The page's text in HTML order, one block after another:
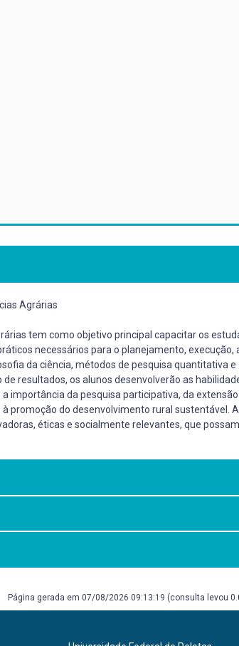
Agrárias
tem como objetivo principal capacitar os
necessários para o planejamento,
da ciência, métodos de pesquisa quantitativa
resultados, os alunos desenvolverão as
importância da pesquisa participativa, da
promoção do desenvolvimento rural sustentável.
éticas e socialmente relevantes, que
Agrárias é capacitar os estudantes para a
planejamento, execução, análise e comunicação
científica. 5. ed. São Paulo: Atlas, 2003.
Paulo: Atlas, 2008.
Página gerada em 07/08/2026 09:13:19 (consulta levou